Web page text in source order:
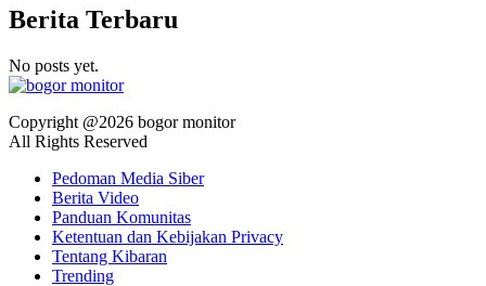
Berita Terbaru
No posts yet.
Copyright @2026 bogor monitor
All Rights Reserved
Pedoman Media Siber
Berita Video
Panduan Komunitas
Ketentuan dan Kebijakan Privacy
Tentang Kibaran
Trending